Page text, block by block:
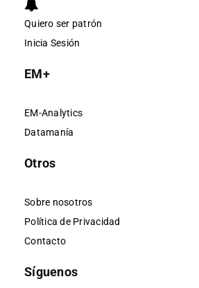
Quiero ser patrón
Inicia Sesión
EM+
EM-Analytics
Datamanía
Otros
Sobre nosotros
Política de Privacidad
Contacto
Síguenos